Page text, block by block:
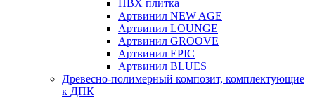
ПВХ плитка
Артвинил NEW AGE
Артвинил LOUNGE
Артвинил GROOVE
Артвинил EPIC
Артвинил BLUES
Древесно-полимерный композит, комплектующие
к ДПК